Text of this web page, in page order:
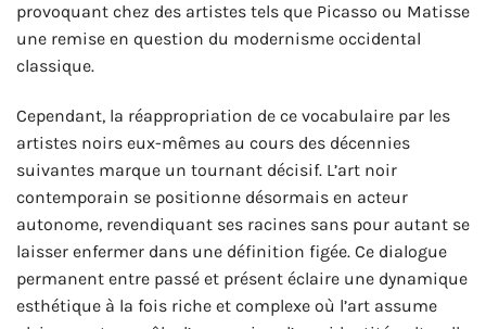
provoquant chez des artistes tels que Picasso ou Matisse
une remise en question du modernisme occidental
classique.
Cependant, la réappropriation de ce vocabulaire par les
artistes noirs eux-mêmes au cours des décennies
suivantes marque un tournant décisif. L’art noir
contemporain se positionne désormais en acteur
autonome, revendiquant ses racines sans pour autant se
laisser enfermer dans une définition figée. Ce dialogue
permanent entre passé et présent éclaire une dynamique
esthétique à la fois riche et complexe où l’art assume